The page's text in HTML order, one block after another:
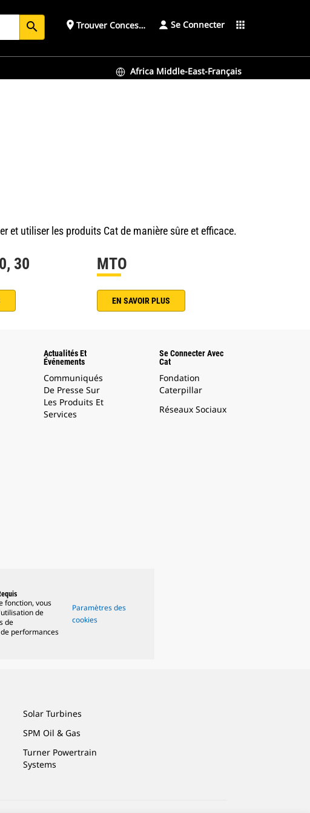
search place Trouver ConcessionnaireSe Connecter apps
Africa Middle-East-Français
et utiliser les produits Cat de manière sûre et efficace.
30 MTO
EN SAVOIR PLUS
Actualités Et
Événements
Communiqués
De Presse Sur
Les Produits Et
Services
Se Connecter Avec
Cat
Fondation
Caterpillar
Réseaux Sociaux
fonction, vous
de
de
performances
Paramètres des
cookies
Solar Turbines
SPM Oil & Gas
Turner Powertrain
Systems